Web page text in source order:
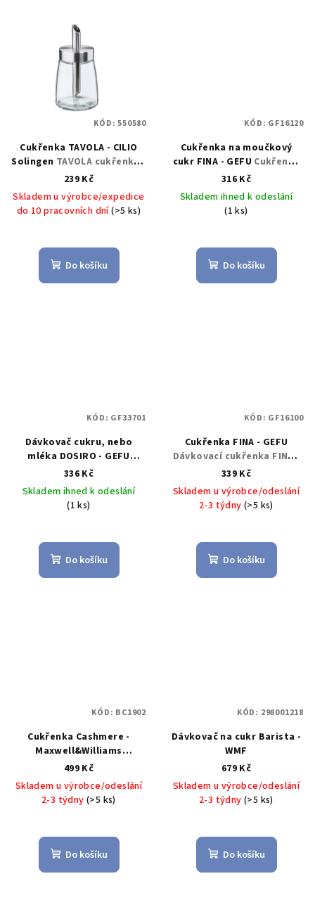
Cukřenka TAVOLA - CILIO
Solingen TAVOLA cukřenka -
CILIO Solingen
239 Kč
Skladem u výrobce/expedice
do 10 pracovních dní(>5 ks)
Do košíku
KÓD:550580
Cukřenka na moučkový
cukr FINA - GEFU Cukřenka
FINA - GEFU
316 Kč
Skladem ihned k odeslání
(1 ks)
Do košíku
KÓD: GF16120
Dávkovač cukru, nebo
mléka DOSIRO - GEFU
Dávkovací cukřenka, i
mléčenka DOSIRO - GEFU
336 Kč
Skladem ihned k odeslání
(1 ks)
Do košíku
KÓD: GF33701
Cukřenka FINA - GEFU
Dávkovací cukřenka FINA -
GEFU
339 Kč
Skladem u výrobce/odeslání
2-3 týdny(>5 ks)
Do košíku
KÓD: GF16100
Cukřenka Cashmere -
Maxwell&Williams
Cashmere dóza na cukr -
Maxwell&Williams
499 Kč
Skladem u výrobce/odeslání
2-3 týdny(>5 ks)
Do košíku
KÓD: BC1902
Dávkovač na cukr Barista -
WMF
679 Kč
Skladem u výrobce/odeslání
2-3 týdny(>5 ks)
Do košíku
KÓD: 298001218